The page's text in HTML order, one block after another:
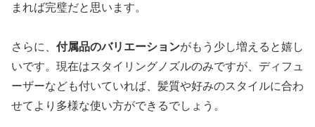
まれば完璧だと思います。
さらに、 付属品のバリエーションがもう少し増えると嬉し
いです。現在はスタイリングノズルのみですが、ディフュ
ーザーなども付いていれば、髪質や好みのスタイルに合わ
せてより多様な使い方ができるでしょう。